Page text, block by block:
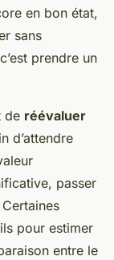
en bon état,
sans
prendre un
de réévaluer
d’attendre
passer
pour estimer
entre le